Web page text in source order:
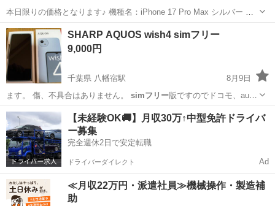
本日限りの価格となります♪ 機種名：iPhone 17 Pro Max シルバー 約1
週間程前に購入しました。 妻が購入したものなのですが、妻の手には
大きすぎたので出品します。 画面サイズ：6.9 インチ 内蔵ストレー
ジ...
和歌山 岩出市
SHARP AQUOS wish4 simフリー
9,000円
千葉県 八幡宿駅
8月9日
ます。 傷、不具合はありません。 simフリー版ですのでドコモ、au、
ソフトバン…
千葉 市原市 八幡宿駅 その他 SHARP
【未経験OK🚚】月収30万↑中型免許ドライバ
ー募集
完全週休2日で安定転職
ドライバーダイレクト Ad
≪月収22万円・派遣社員≫機械操作・製造補
助